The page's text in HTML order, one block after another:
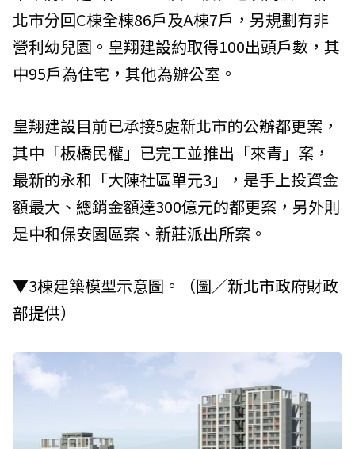
北市分回C棟全棟86戶及A棟7戶，另規劃有非
營利幼兒園。皇翔建設約取得100出頭戶數，其
中95戶為住宅，其他為辦公室。
皇翔建設目前已承接5處新北市的公辦都更案，
其中「板橋民權」已完工並推出「來青」案，
最新的永和「大陳社區單元3」，是手上投資金
額最大、總銷金額達300億元的都更案，另外則
是中和保安園區案、新莊派出所案。
▼3棟建築模型示意圖。（圖／新北市政府財政
部提供）